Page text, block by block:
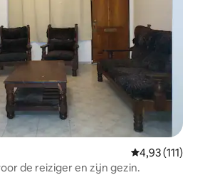
Gemiddelde
4,93 (111)
de reiziger en zijn gezin.